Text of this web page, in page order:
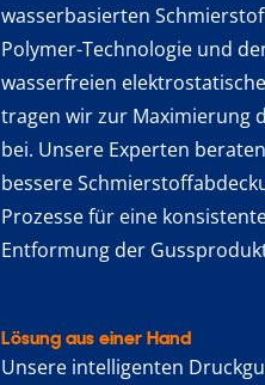
wasserbasierten
Polymer-Technologie und
wasserfreien
tragen wir zur Maximierung
bei. Unsere Experten
bessere
Prozesse für eine
Entformung der
Lösung aus einer Hand
Unsere intelligenten